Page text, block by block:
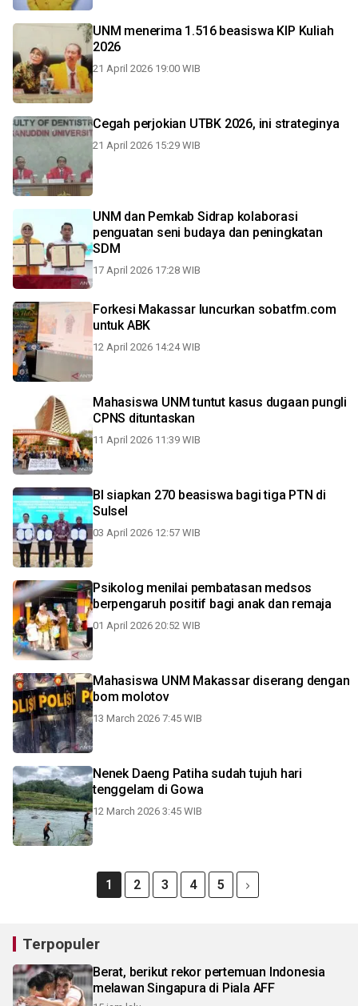
UNM menerima 1.516 beasiswa KIP Kuliah
2026
21 April 2026 19:00 WIB
Cegah perjokian UTBK 2026, ini strateginya
21 April 2026 15:29 WIB
UNM dan Pemkab Sidrap kolaborasi
penguatan seni budaya dan peningkatan
SDM
17 April 2026 17:28 WIB
Forkesi Makassar luncurkan sobatfm.com
untuk ABK
12 April 2026 14:24 WIB
Mahasiswa UNM tuntut kasus dugaan pungli
CPNS dituntaskan
11 April 2026 11:39 WIB
BI siapkan 270 beasiswa bagi tiga PTN di
Sulsel
03 April 2026 12:57 WIB
Psikolog menilai pembatasan medsos
berpengaruh positif bagi anak dan remaja
01 April 2026 20:52 WIB
Mahasiswa UNM Makassar diserang dengan
bom molotov
13 March 2026 7:45 WIB
Nenek Daeng Patiha sudah tujuh hari
tenggelam di Gowa
12 March 2026 3:45 WIB
1 2 3 4 5
Terpopuler
Berat, berikut rekor pertemuan Indonesia
melawan Singapura di Piala AFF